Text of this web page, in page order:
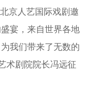
京人艺国际戏剧邀
宴，来自世界各地
我们带来了无数的
术剧院院长冯远征